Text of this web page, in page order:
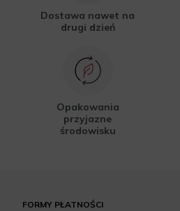
Dostawa nawet na
drugi dzień
Opakowania
przyjazne
środowisku
FORMY PŁATNOŚCI